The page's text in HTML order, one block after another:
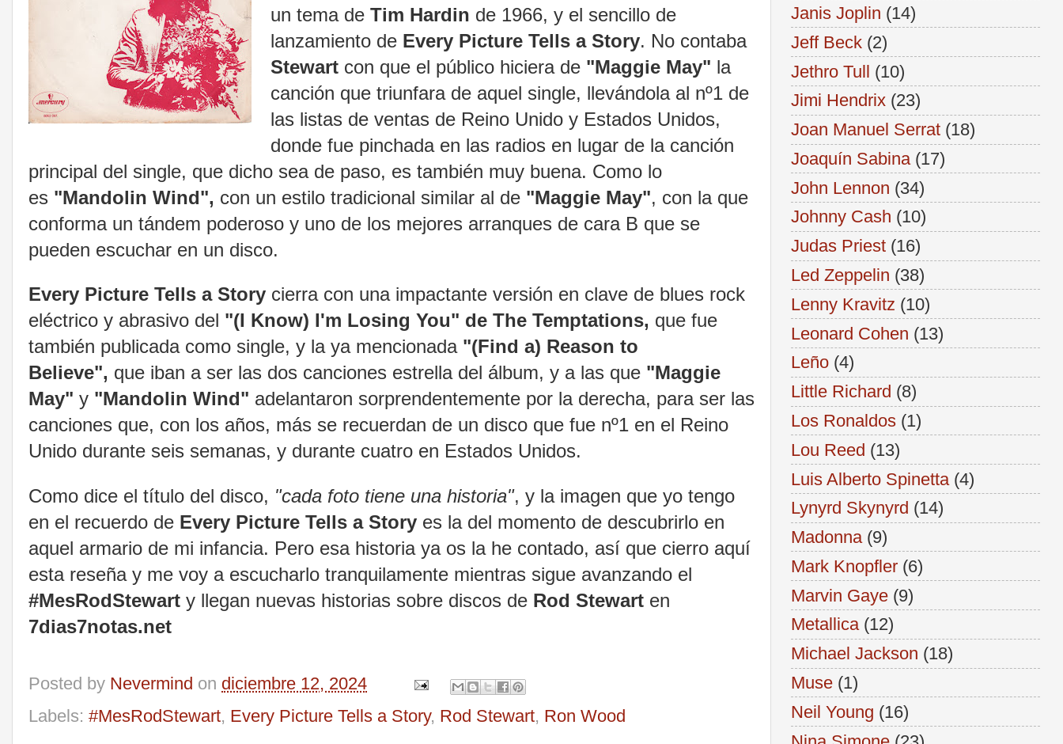
un tema de Tim Hardin de 1966, y el sencillo de
lanzamiento de Every Picture Tells a Story. No contaba
Stewart con que el público hiciera de "Maggie May" la
canción que triunfara de aquel single, llevándola al nº1 de
las listas de ventas de Reino Unido y Estados Unidos,
donde fue pinchada en las radios en lugar de la canción
principal del single, que dicho sea de paso, es también muy buena. Como lo
es "Mandolin Wind", con un estilo tradicional similar al de "Maggie May", con la que
conforma un tándem poderoso y uno de los mejores arranques de cara B que se
pueden escuchar en un disco.
Every Picture Tells a Story cierra con una impactante versión en clave de blues rock
eléctrico y abrasivo del "(I Know) I'm Losing You" de The Temptations, que fue
también publicada como single, y la ya mencionada "(Find a) Reason to
Believe", que iban a ser las dos canciones estrella del álbum, y a las que "Maggie
May" y "Mandolin Wind" adelantaron sorprendentemente por la derecha, para ser las
canciones que, con los años, más se recuerdan de un disco que fue nº1 en el Reino
Unido durante seis semanas, y durante cuatro en Estados Unidos.
Como dice el título del disco, "cada foto tiene una historia", y la imagen que yo tengo
en el recuerdo de Every Picture Tells a Story es la del momento de descubrirlo en
aquel armario de mi infancia. Pero esa historia ya os la he contado, así que cierro aquí
esta reseña y me voy a escucharlo tranquilamente mientras sigue avanzando el
#MesRodStewart y llegan nuevas historias sobre discos de Rod Stewart en
7dias7notas.net
Posted by Nevermind on diciembre 12, 2024
Labels: #MesRodStewart, Every Picture Tells a Story, Rod Stewart, Ron Wood
Janis Joplin (14)
Jeff Beck (2)
Jethro Tull (10)
Jimi Hendrix (23)
Joan Manuel Serrat (18)
Joaquín Sabina (17)
John Lennon (34)
Johnny Cash (10)
Judas Priest (16)
Led Zeppelin (38)
Lenny Kravitz (10)
Leonard Cohen (13)
Leño (4)
Little Richard (8)
Los Ronaldos (1)
Lou Reed (13)
Luis Alberto Spinetta (4)
Lynyrd Skynyrd (14)
Madonna (9)
Mark Knopfler (6)
Marvin Gaye (9)
Metallica (12)
Michael Jackson (18)
Muse (1)
Neil Young (16)